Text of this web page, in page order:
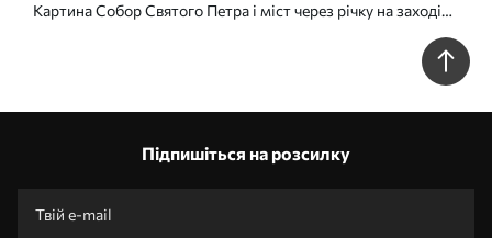
Картина Собор Святого Петра і міст через річку на заході
Підпишіться на розсилку